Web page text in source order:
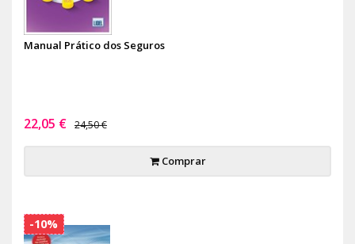
Manual Prático dos Seguros
22,05 € 24,50 €
Comprar
-10%